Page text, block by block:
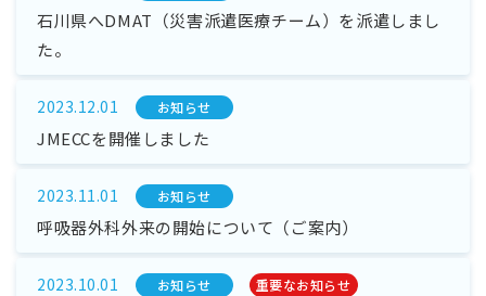
石川県へDMAT（災害派遣医療チーム）を派遣しまし
た。
2023.12.01 お知らせ
JMECCを開催しました
2023.11.01 お知らせ
呼吸器外科外来の開始について（ご案内）
2023.10.01 お知らせ 重要なお知らせ